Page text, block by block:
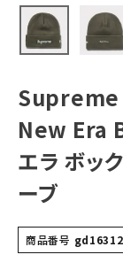
Tシャツ・ロン
パーカー・トレ
キャップ・ハット
ニット帽・ビー
バックパック・リ
その他バッグ
スニーカー・ブ
Supreme
New Era
エラ ボッ
ーブ
商品番号 gd16312